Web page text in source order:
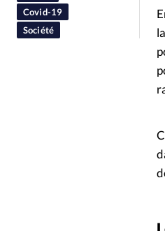
Covid-19
Société